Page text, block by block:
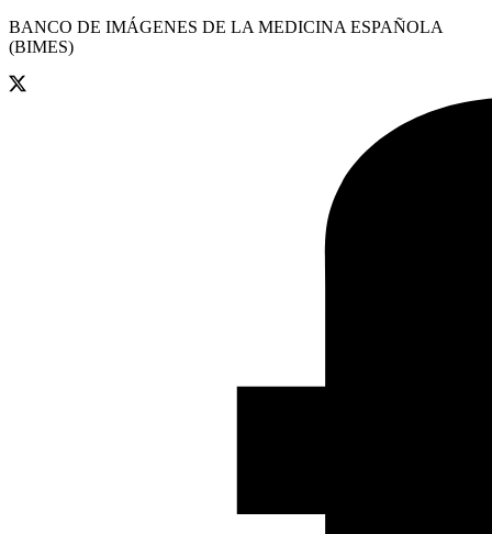
BANCO DE IMÁGENES DE LA MEDICINA ESPAÑOLA
(BIMES)